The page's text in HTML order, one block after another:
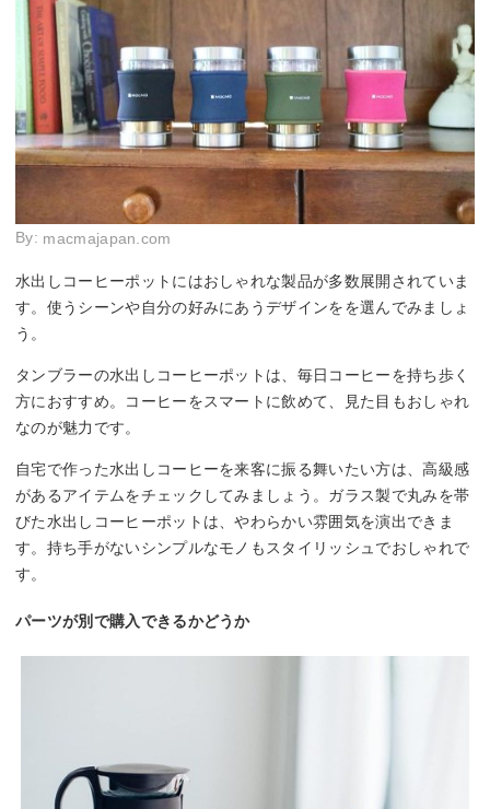
By: macmajapan.com
水出しコーヒーポットにはおしゃれな製品が多数展開されていま
す。使うシーンや自分の好みにあうデザインをを選んでみましょ
う。
タンブラーの水出しコーヒーポットは、毎日コーヒーを持ち歩く
方におすすめ。コーヒーをスマートに飲めて、見た目もおしゃれ
なのが魅力です。
自宅で作った水出しコーヒーを来客に振る舞いたい方は、高級感
があるアイテムをチェックしてみましょう。ガラス製で丸みを帯
びた水出しコーヒーポットは、やわらかい雰囲気を演出できま
す。持ち手がないシンプルなモノもスタイリッシュでおしゃれで
す。
パーツが別で購入できるかどうか